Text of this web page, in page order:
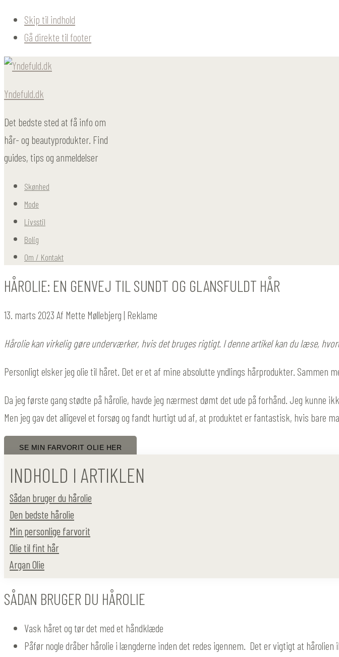
Skip til indhold
Gå direkte til footer
Yndefuld.dk
Det bedste sted at få info om
hår- og beautyprodukter. Find
guides, tips og anmeldelser
Skønhed
Mode
Livsstil
Bolig
Om / Kontakt
HÅROLIE: EN GENVEJ TIL SUNDT OG GLANSFULDT HÅR
13. marts 2023 Af Mette Møllebjerg | Reklame
Hårolie kan virkelig gøre underværker, hvis det bruges rigtigt. I denne artikel kan du læse,
Personligt elsker jeg olie til håret. Det er et af mine absolutte yndlings hårprodukter. Sammen
Da jeg første gang stødte på hårolie, havde jeg nærmest dømt det ude på forhånd. Jeg kunne
Men jeg gav det alligevel et forsøg og fandt hurtigt ud af, at produktet er fantastisk, hvis bare
SE MIN FARVORIT OLIE HER
INDHOLD I ARTIKLEN
Sådan bruger du hårolie
Den bedste hårolie
Min personlige farvorit
Olie til fint hår
Argan Olie
SÅDAN BRUGER DU HÅROLIE
Vask håret og tør det med et håndklæde
Påfør nogle dråber hårolie i længderne inden det redes igennem. Det er vigtigt at